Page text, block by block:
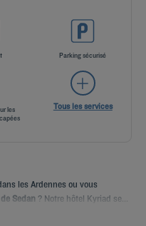
Parking sécurisé
les
Tous les services
les Ardennes ou vous
Sedan ? Notre hôtel Kyriad se...